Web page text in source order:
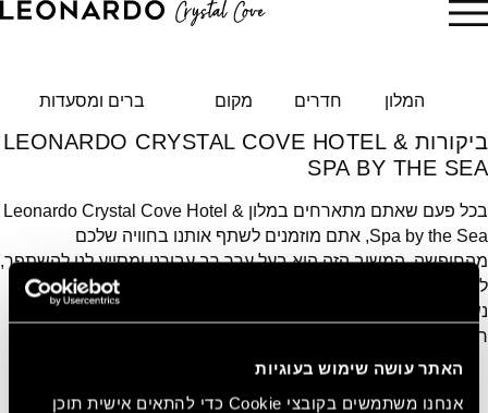
האתר עושה שימוש בעוגיות
אנחנו משתמשים בקובצי Cookie כדי להתאים אישית תוכן
הזמן עכשיו
המלון חדרים מקום ברים ומסעדות
ביקורות LEONARDO CRYSTAL COVE HOTEL &
SPA BY THE SEA
בכל פעם שאתם מתארחים במלון Leonardo Crystal Cove Hotel &
Spa by the Sea, אתם מוזמנים לשתף אותנו בחוויה שלכם
מהחופשה. המשוב הזה הוא בעל ערך רב עבורנו ומסייע לנו להשתפר,
לשפר, ולהבטיח שגם החופשה הבאה שלכם אצלנו תהיה בלתי
נשכחת. אתם יותר ממוזמנים לקרוא מה אורחים אחרים חשבו על
חווית האירוח במלון שלנו.